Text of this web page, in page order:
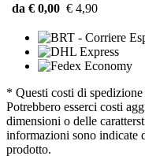
da € 0,00 € 4,90
* Questi costi di
Potrebbero esserci costi
dimensioni o delle
informazioni sono indicate
prodotto.